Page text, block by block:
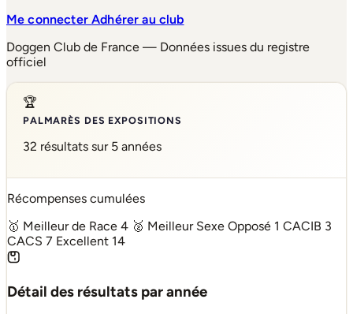
Me connecterAdhérer au club
Doggen Club de France — Données issues du registre
officiel
🏆
PALMARÈS DES EXPOSITIONS
32 résultats sur 5 années
Récompenses cumulées
🥇 Meilleur de Race 4 🥈 Meilleur Sexe Opposé 1 CACIB 3
CACS 7 Excellent 14
Détail des résultats par année